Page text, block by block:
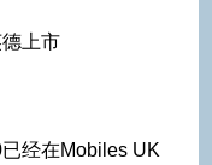
经在Mobiles UK